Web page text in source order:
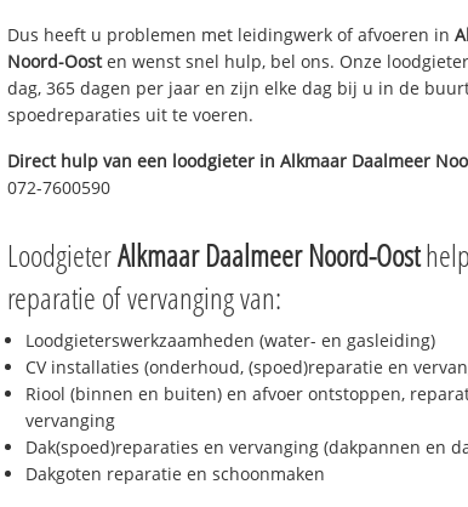
Dus heeft u problemen met leidingwerk of afvoeren in
Noord-Oosten wenst snel hulp, bel ons. Onze
dag, 365 dagen per jaar en zijn elke dag bij u in de
spoedreparaties uit te voeren.
Direct hulp van een loodgieter in Alkmaar Daalmeer
072-7600590
LoodgieterAlkmaar Daalmeer Noord-Oost
reparatie of vervanging van:
Loodgieterswerkzaamheden (water- en gasleiding)
CV installaties (onderhoud, (spoed)reparatie en
Riool (binnen en buiten) en afvoer ontstoppen,
vervanging
Dak(spoed)reparaties en vervanging (dakpannen en
Dakgoten reparatie en schoonmaken